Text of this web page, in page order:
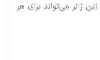
می‌تواند برای هر